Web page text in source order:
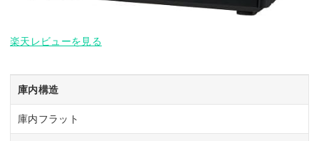
楽天レビューを見る
庫内構造
庫内フラット